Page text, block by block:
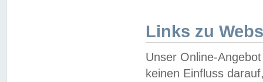
Links zu
Unser Online-
keinen Einfluss